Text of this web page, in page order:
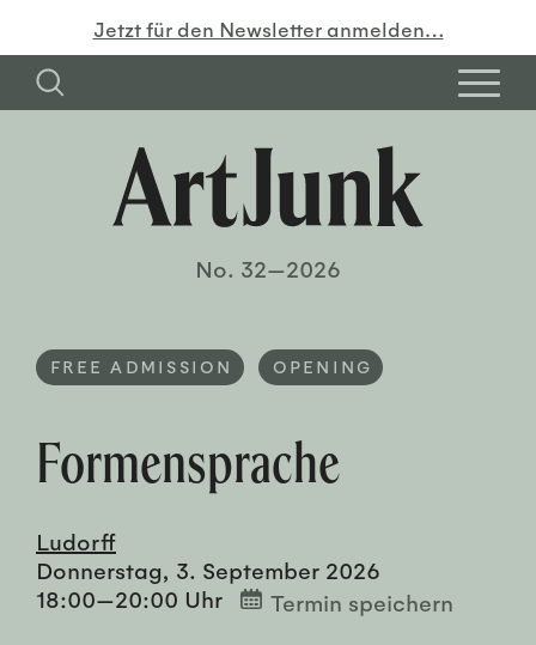
Jetzt für den Newsletter anmelden…
No. 32—2026
FREE ADMISSION OPENING
Formensprache
Ludorff
Donnerstag, 3. September 2026
18:00—20:00 Uhr
Termin speichern